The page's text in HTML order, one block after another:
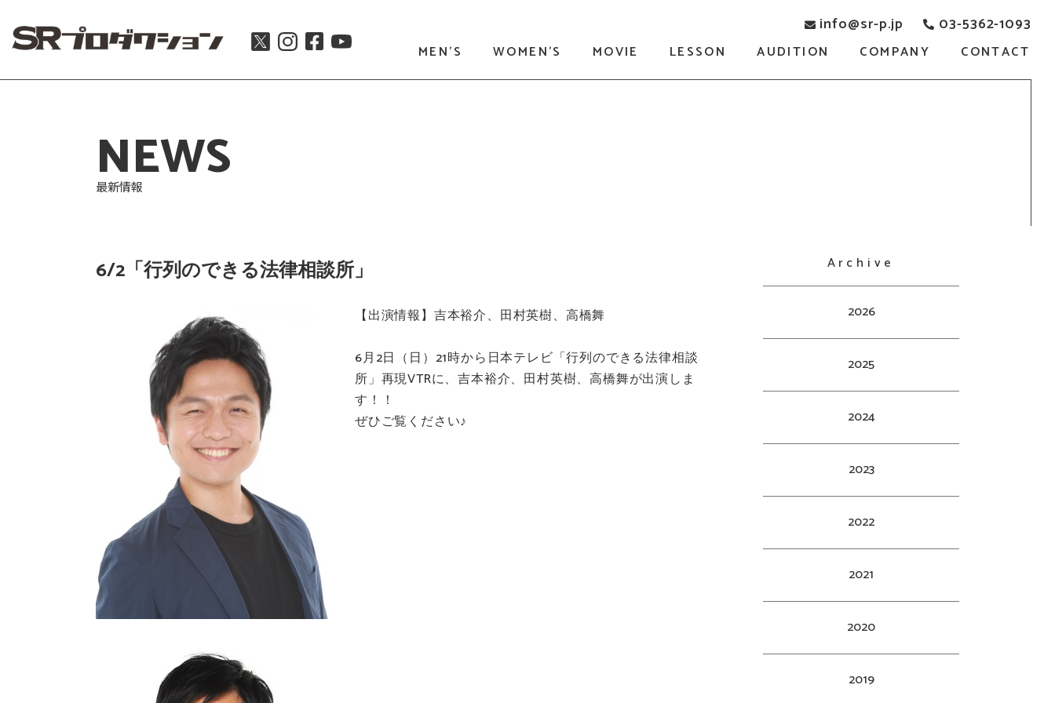
info@sr-p.jp 03-5362-1093
MEN'S WOMEN'S MOVIE LESSON AUDITION COMPANY CONTACT
NEWS
最新情報
6/2「行列のできる法律相談所」
【出演情報】吉本裕介、田村英樹、高橋舞
6月2日（日）21時から日本テレビ「行列のできる法律相談
所」再現VTRに、吉本裕介、田村英樹、高橋舞が出演しま
す！！ ​
ぜひご覧ください♪
Archive
2026
2025
2024
2023
2022
2021
2020
2019